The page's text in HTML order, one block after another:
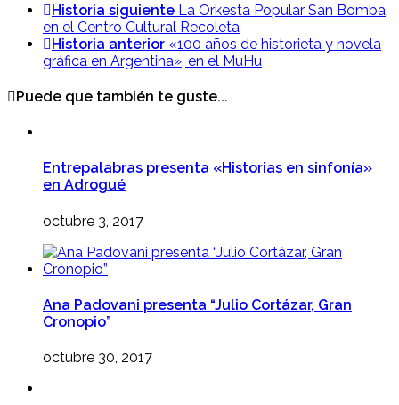
Historia siguiente La Orkesta Popular San Bomba,
en el Centro Cultural Recoleta
Historia anterior «100 años de historieta y novela
gráfica en Argentina», en el MuHu
Puede que también te guste...
Entrepalabras presenta «Historias en sinfonía»
en Adrogué
octubre 3, 2017
Ana Padovani presenta “Julio Cortázar, Gran
Cronopio”
octubre 30, 2017